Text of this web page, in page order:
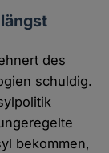
des
schuldig.
bekommen,